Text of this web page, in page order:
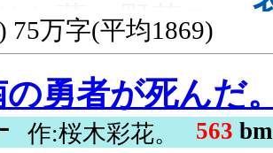
と薄い野菜スー
……わたしって
を抱えたある日
や薪を拾いに行
75万字(平均1869)
の勇者が死んだ
作:桜木彩花。 563 bm